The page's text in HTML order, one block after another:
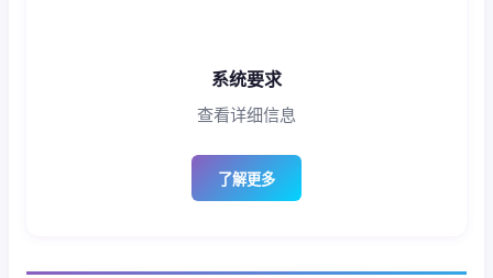
系统要求
查看详细信息
了解更多